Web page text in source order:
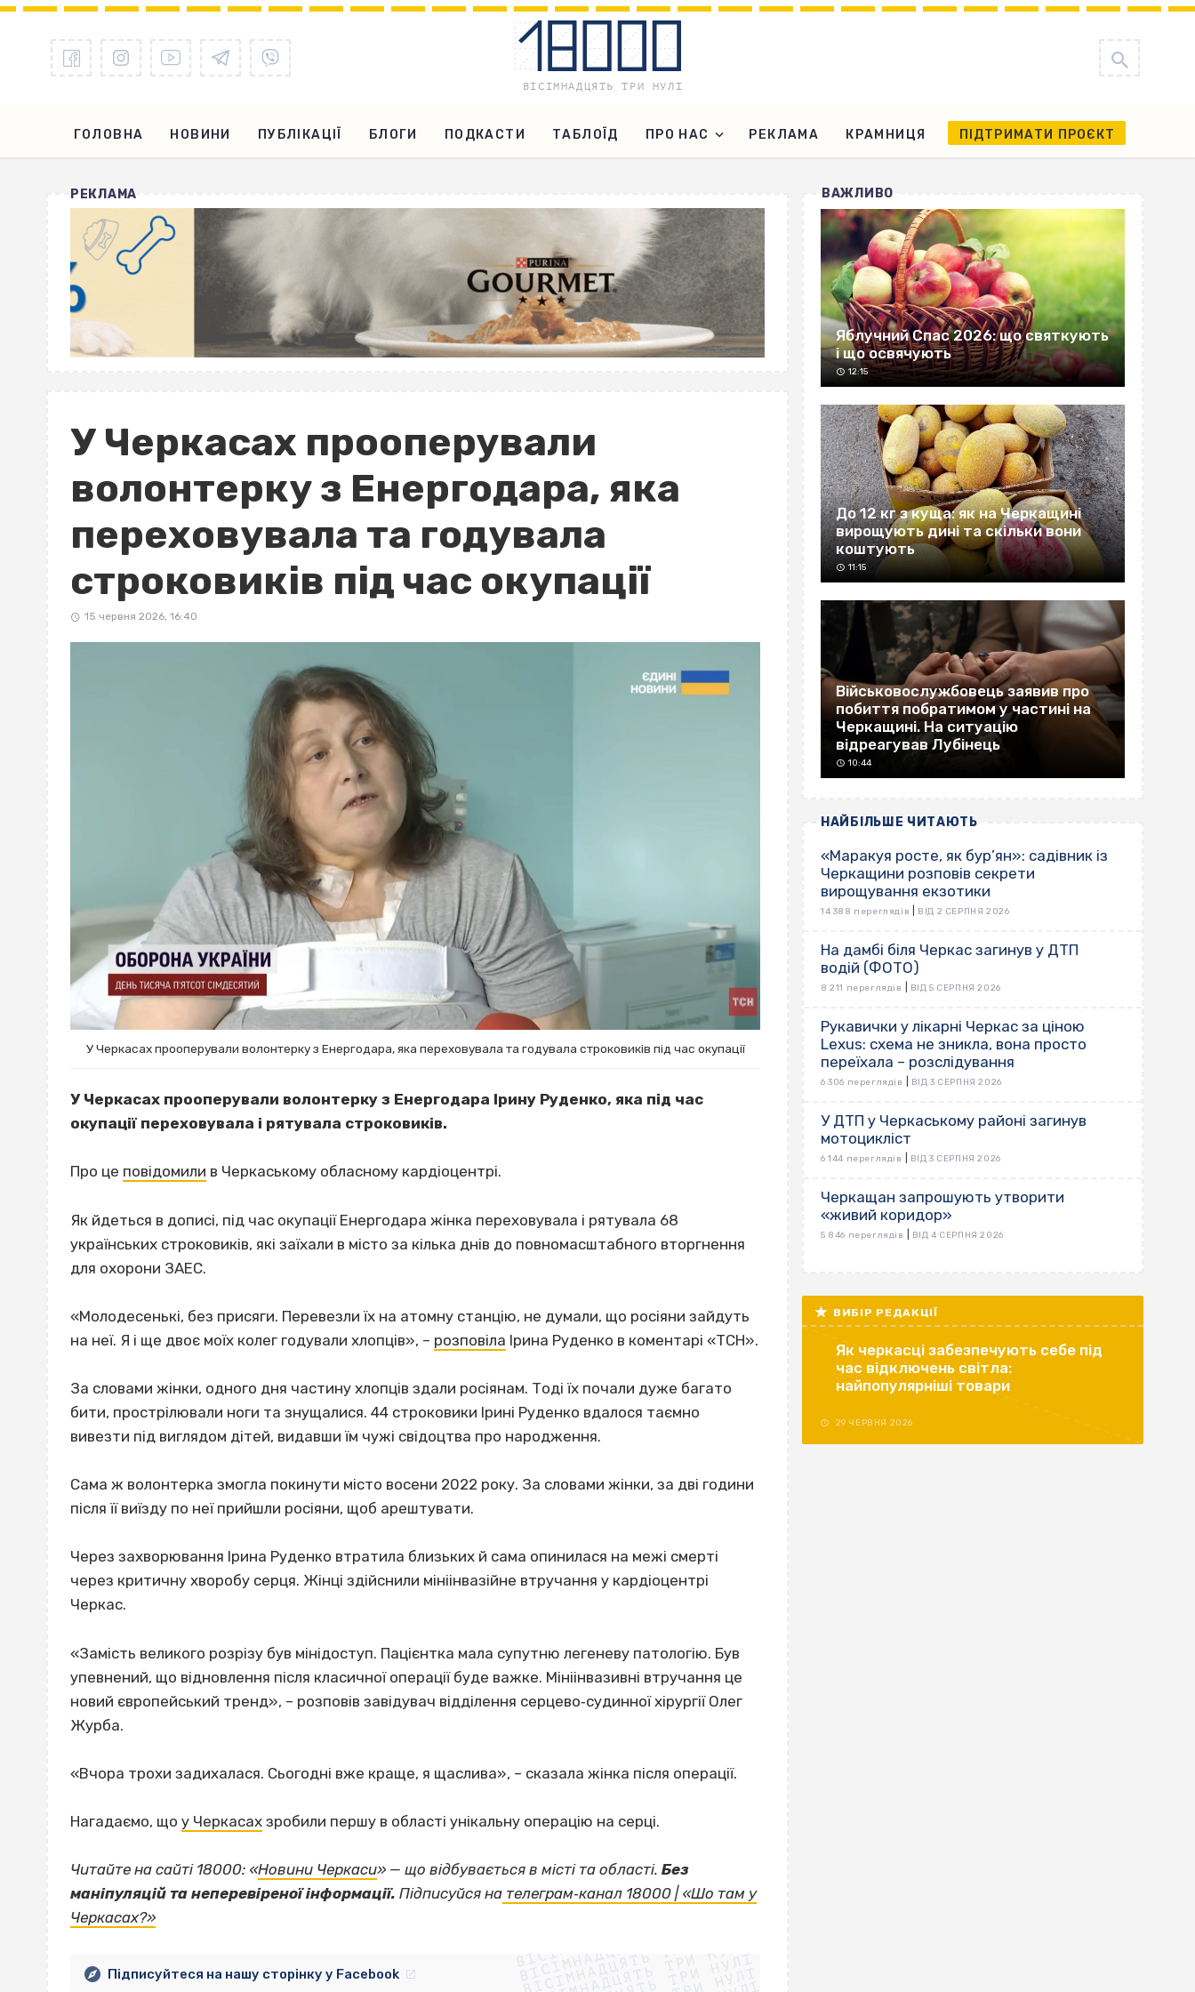
ГОЛОВНА НОВИНИ ПУБЛІКАЦІЇ БЛОГИ ПОДКАСТИ ТАБЛОЇД ПРО НАС РЕКЛАМА КРАМНИЦЯ ПІДТРИМАТИ ПРОЄКТ
РЕКЛАМА
У Черкасах прооперували
волонтерку з Енергодара, яка
переховувала та годувала
строковиків під час окупації
15 червня 2026, 16:40
У Черкасах прооперували волонтерку з Енергодара, яка переховувала та годувала строковиків під час окупації
У Черкасах прооперували волонтерку з Енергодара Ірину Руденко, яка під час
окупації переховувала і рятувала строковиків.
Про це повідомили в Черкаському обласному кардіоцентрі.
Як йдеться в дописі, під час окупації Енергодара жінка переховувала і рятувала 68
українських строковиків, які заїхали в місто за кілька днів до повномасштабного вторгнення
для охорони ЗАЕС.
«Молодесенькі, без присяги. Перевезли їх на атомну станцію, не думали, що росіяни зайдуть
на неї. Я і ще двоє моїх колег годували хлопців», – розповіла Ірина Руденко в коментарі «ТСН».
За словами жінки, одного дня частину хлопців здали росіянам. Тоді їх почали дуже багато
бити, прострілювали ноги та знущалися. 44 строковики Ірині Руденко вдалося таємно
вивезти під виглядом дітей, видавши їм чужі свідоцтва про народження.
Сама ж волонтерка змогла покинути місто восени 2022 року. За словами жінки, за дві години
після її виїзду по неї прийшли росіяни, щоб арештувати.
Через захворювання Ірина Руденко втратила близьких й сама опинилася на межі смерті
через критичну хворобу серця. Жінці здійснили мініінвазійне втручання у кардіоцентрі
Черкас.
«Замість великого розрізу був мінідоступ. Пацієнтка мала супутню легеневу патологію. Був
упевнений, що відновлення після класичної операції буде важке. Мініінвазивні втручання це
новий європейський тренд», – розповів завідувач відділення серцево‐судинної хірургії Олег
Журба.
«Вчора трохи задихалася. Сьогодні вже краще, я щаслива», – сказала жінка після операції.
Нагадаємо, що у Черкасах зробили першу в області унікальну операцію на серці.
Читайте на сайті 18000: «Новини Черкаси» — що відбувається в місті та області. Без
маніпуляцій та неперевіреної інформації. Підписуйся на телеграм‐канал 18000 | «Шо там у
Черкасах?»
ВІСІМНАДЦЯТЬ ТРИ НУЛІ
ВІСІМНАДЦЯТЬ ТРИ НУЛІ
ВІСІМНАДЦЯТЬ ТРИ НУЛІ
ВІСІМНАДЦЯТЬ ТРИ НУЛІ
Підписуйтеся на нашу сторінку у Facebook
ВАЖЛИВО
Яблучний Спас 2026: що святкують
і що освячують
12:15
До 12 кг з куща: як на Черкащині
вирощують дині та скільки вони
коштують
11:15
Військовослужбовець заявив про
побиття побратимом у частині на
Черкащині. На ситуацію
відреагував Лубінець
10:44
НАЙБІЛЬШЕ ЧИТАЮТЬ
«Маракуя росте, як бур’ян»: садівник із
Черкащини розповів секрети
вирощування екзотики
14 388 переглядів ВІД 2 СЕРПНЯ 2026
На дамбі біля Черкас загинув у ДТП
водій (ФОТО)
8 211 переглядів ВІД 5 СЕРПНЯ 2026
Рукавички у лікарні Черкас за ціною
Lexus: схема не зникла, вона просто
переїхала – розслідування
6 306 переглядів ВІД 3 СЕРПНЯ 2026
У ДТП у Черкаському районі загинув
мотоцикліст
6 144 переглядів ВІД 3 СЕРПНЯ 2026
Черкащан запрошують утворити
«живий коридор»
5 846 переглядів ВІД 4 СЕРПНЯ 2026
ВИБІР РЕДАКЦІЇ
Як черкасці забезпечують себе під
час відключень світла:
найпопулярніші товари
29 ЧЕРВНЯ 2026